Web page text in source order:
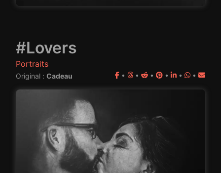
#Lovers
Portraits
Original : Cadeau • • • • • •